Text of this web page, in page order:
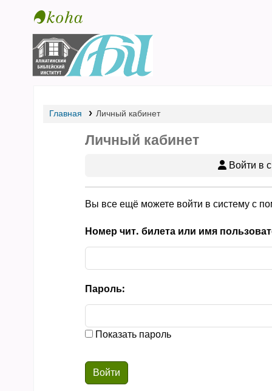
Библиотека АБИ
Главная Личный кабинет
Личный кабинет
Войти в
Вы все ещё можете войти в систему с
Номер чит. билета или имя
Пароль:
Показать пароль